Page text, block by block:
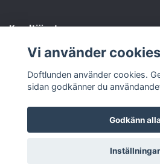
Kundtjänst
Sociala medier
© 2026
Vi använder cookies
Doftlunden använder cookies.
sidan godkänner du
Godkänn alla
Inställningar